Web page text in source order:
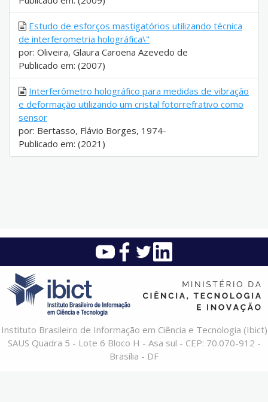
Estudo de esforços mastigatórios utilizando técnica
de interferometria holográfica\"
por: Oliveira, Glaura Caroena Azevedo de
Publicado em: (2007)
Interferômetro holográfico para medidas de vibração
e deformação utilizando um cristal fotorrefrativo como
sensor
por: Bertasso, Flávio Borges, 1974-
Publicado em: (2021)
Instituto Brasileiro de Informação em Ciência e Tecnologia (Ibict)
SAUS Quadra 5 - Lote 6 Bloco H - Asa sul - CEP: 70.070-912 -
Brasília - DF